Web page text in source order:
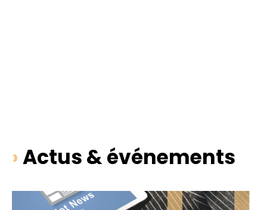
›Actus & événements